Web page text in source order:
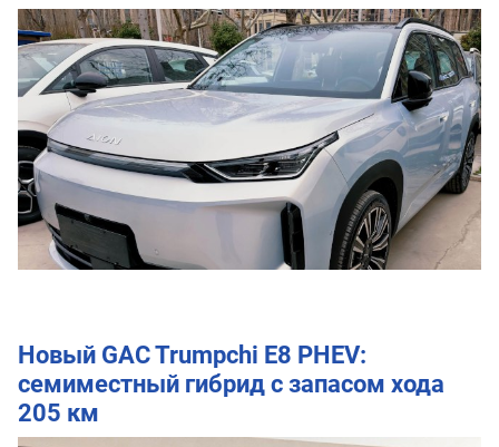
Новый GAC Trumpchi E8 PHEV:
семиместный гибрид с запасом хода
205 км